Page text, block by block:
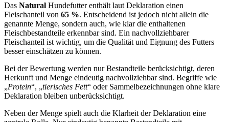
Das Natural Hundefutter enthält laut Deklaration einen
Fleischanteil von 65 %. Entscheidend ist jedoch nicht allein die
genannte Menge, sondern auch, wie klar die enthaltenen
Fleischbestandteile erkennbar sind. Ein nachvollziehbarer
Fleischanteil ist wichtig, um die Qualität und Eignung des Futters
besser einschätzen zu können.
Bei der Bewertung werden nur Bestandteile berücksichtigt, deren
Herkunft und Menge eindeutig nachvollziehbar sind. Begriffe wie
„Protein“, „tierisches Fett“ oder Sammelbezeichnungen ohne klare
Deklaration bleiben unberücksichtigt.
Neben der Menge spielt auch die Klarheit der Deklaration eine